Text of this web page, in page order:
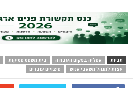
תגיות אפליה במקום העבודה בית משפט פסיקות
עצות למנהל משאבי אנוש
פיצויים עובדים